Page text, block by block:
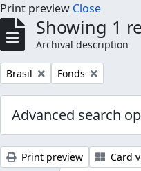
Print preview Close
Showing 1
Archival description
Remove filter:
Brasil Remove filter:
Fonds
Advanced search
Print preview Card